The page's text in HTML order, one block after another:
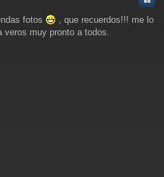
fotos
, que recuerdos!!! me lo
muy pronto a todos.